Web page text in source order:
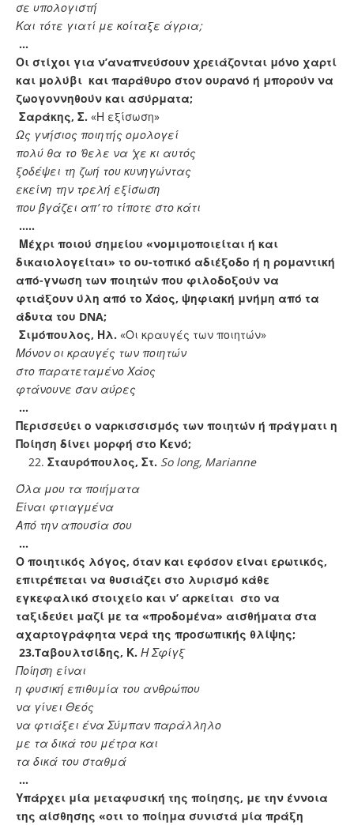
σε υπολογιστή
Και τότε γιατί με κοίταξε άγρια;
…
Οι στίχοι για ν’αναπνεύσουν χρειάζονται μόνο χαρτί
και μολύβι και παράθυρο στον ουρανό ή μπορούν να
ζωογοννηθούν και ασύρματα;
Σαράκης, Σ. «Η εξίσωση»
Ως γνήσιος ποιητής ομολογεί
πολύ θα το ’θελε να ’χε κι αυτός
ξοδέψει τη ζωή του κυνηγώντας
εκείνη την τρελή εξίσωση
που βγάζει απ’ το τίποτε στο κάτι
…..
Μέχρι ποιού σημείου «νομιμοποιείται ή και
δικαιολογείται» το ου-τοπικό αδιέξοδο ή η ρομαντική
από-γνωση των ποιητών που φιλοδοξούν να
φτιάξουν ύλη από το Χάος, ψηφιακή μνήμη από τα
άδυτα του DNA;
Σιμόπουλος, Ηλ. «Οι κραυγές των ποιητών»
Μόνον οι κραυγές των ποιητών
στο παρατεταμένο Χάος
φτάνουνε σαν αύρες
…
Περισσεύει ο ναρκισσισμός των ποιητών ή πράγματι η
Ποίηση δίνει μορφή στο Κενό;
Σταυρόπουλος, Στ. So long, Marianne
Όλα μου τα ποιήματα
Είναι φτιαγμένα
Από την απουσία σου
…
Ο ποιητικός λόγος, όταν και εφόσον είναι ερωτικός,
επιτρέπεται να θυσιάζει στο λυρισμό κάθε
εγκεφαλικό στοιχείο και ν’ αρκείται στο να
ταξιδεύει μαζί με τα «προδομένα» αισθήματα στα
αχαρτογράφητα νερά της προσωπικής θλίψης;
23.Tαβουλτσίδης, Κ. Η Σφίγξ
Ποίηση είναι
η φυσική επιθυμία του ανθρώπου
να γίνει Θεός
να φτιάξει ένα Σύμπαν παράλληλο
με τα δικά του μέτρα και
τα δικά του σταθμά
…
Υπάρχει μία μεταφυσική της ποίησης, με την έννοια
της αίσθησης «οτι το ποίημα συνιστά μία πράξη